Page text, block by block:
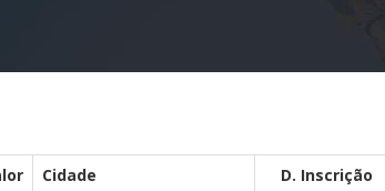
Cidade D. Inscrição